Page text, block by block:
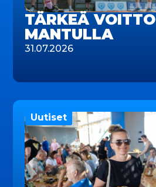
TÄRKEÄ VOITTO
MANTULLA
31.07.2026
Uutiset